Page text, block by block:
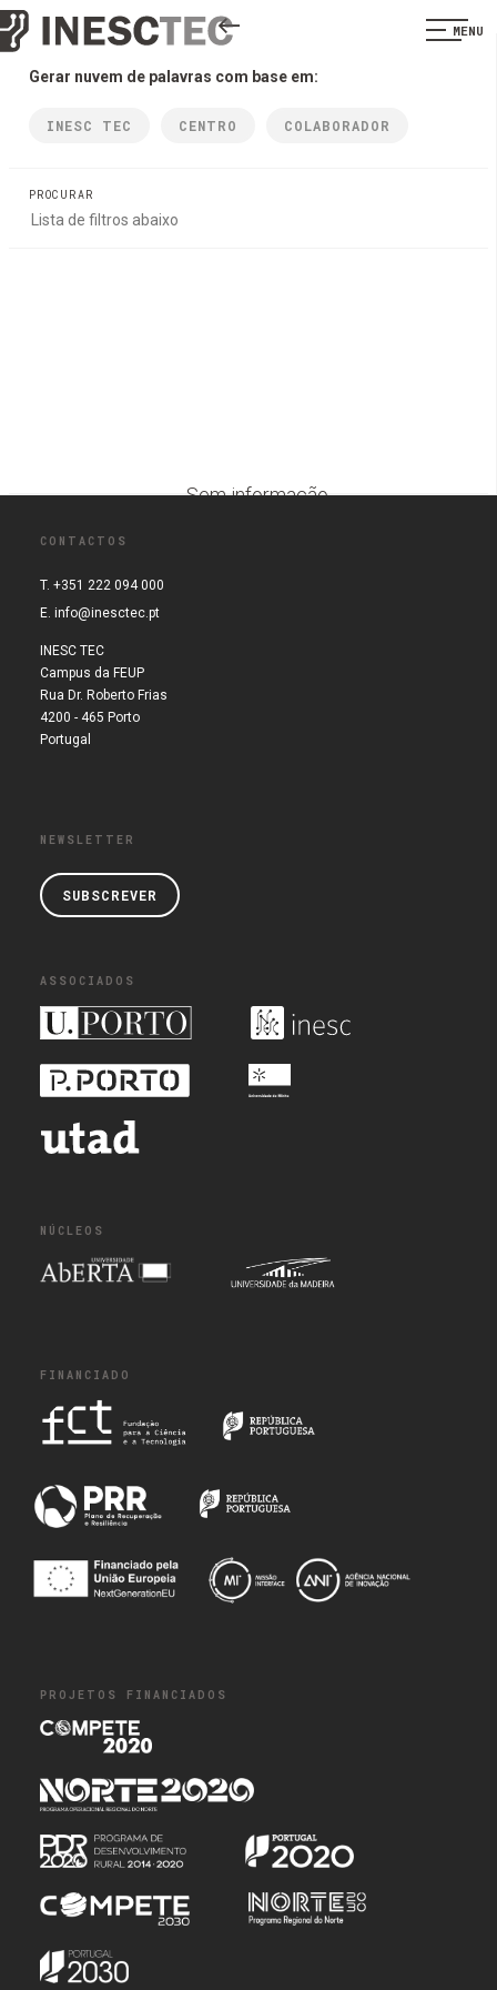
MENU
Gerar nuvem de palavras com base em:
INESC TEC CENTRO COLABORADOR
PROCURAR
Sem informação
CONTACTOS
T. +351 222 094 000
E. info@inesctec.pt
INESC TEC
Campus da FEUP
Rua Dr. Roberto Frias
4200 - 465 Porto
Portugal
NEWSLETTER
SUBSCREVER
ASSOCIADOS
NÚCLEOS
FINANCIADO
PROJETOS FINANCIADOS